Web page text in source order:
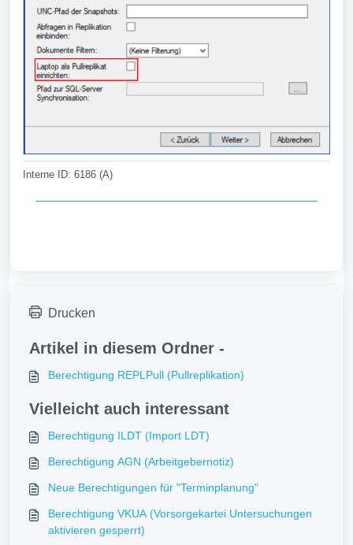
Interne ID: 6186 (A)
Drucken
Artikel in diesem Ordner -
Berechtigung REPLPull (Pullreplikation)
Vielleicht auch interessant
Berechtigung ILDT (Import LDT)
Berechtigung AGN (Arbeitgebernotiz)
Neue Berechtigungen für "Terminplanung"
Berechtigung VKUA (Vorsorgekartei Untersuchungen
aktivieren gesperrt)